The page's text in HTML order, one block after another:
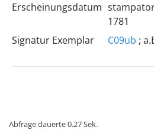
Erscheinungsdatum
1781
Signatur Exemplar
C09ub ;
Abfrage dauerte 0.27 Sek.